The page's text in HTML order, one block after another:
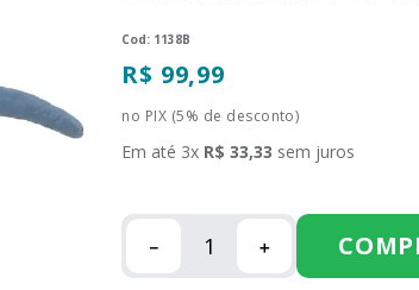
: 1138B
R$ 99,99
no PIX (5% de desconto)
Em até 3x R$ 33,33 sem juros
＋
－